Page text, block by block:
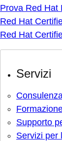
Prova Red Hat
Red Hat
Red Hat
Servizi
Supporto
Servizi per